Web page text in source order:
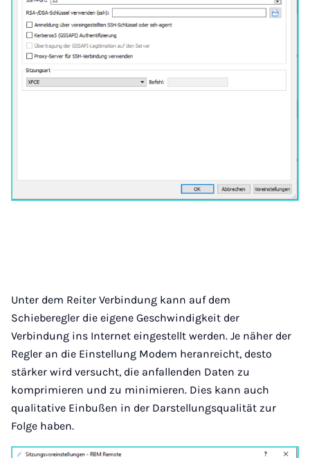
Unter dem Reiter Verbindung kann auf dem
Schieberegler die eigene Geschwindigkeit der
Verbindung ins Internet eingestellt werden. Je näher der
Regler an die Einstellung Modem heranreicht, desto
stärker wird versucht, die anfallenden Daten zu
komprimieren und zu minimieren. Dies kann auch
qualitative Einbußen in der Darstellungsqualität zur
Folge haben.